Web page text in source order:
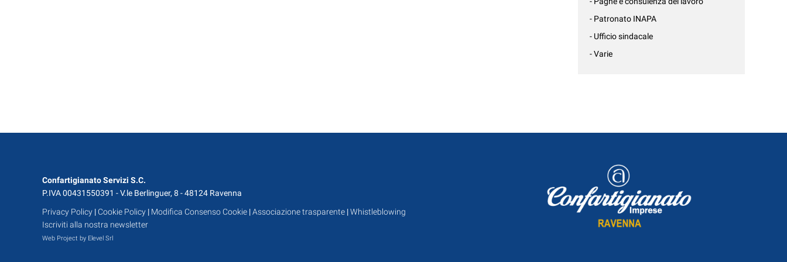
- Patronato INAPA
- Ufficio sindacale
- Varie
Confartigianato Servizi S.C.
P.IVA 00431550391 - V.le Berlinguer, 8 - 48124 Ravenna
Privacy Policy |Cookie Policy | Modifica Consenso Cookie |Associazione trasparente |Whistleblowing
Iscriviti alla nostra newsletter
Web Project by Elevel Srl